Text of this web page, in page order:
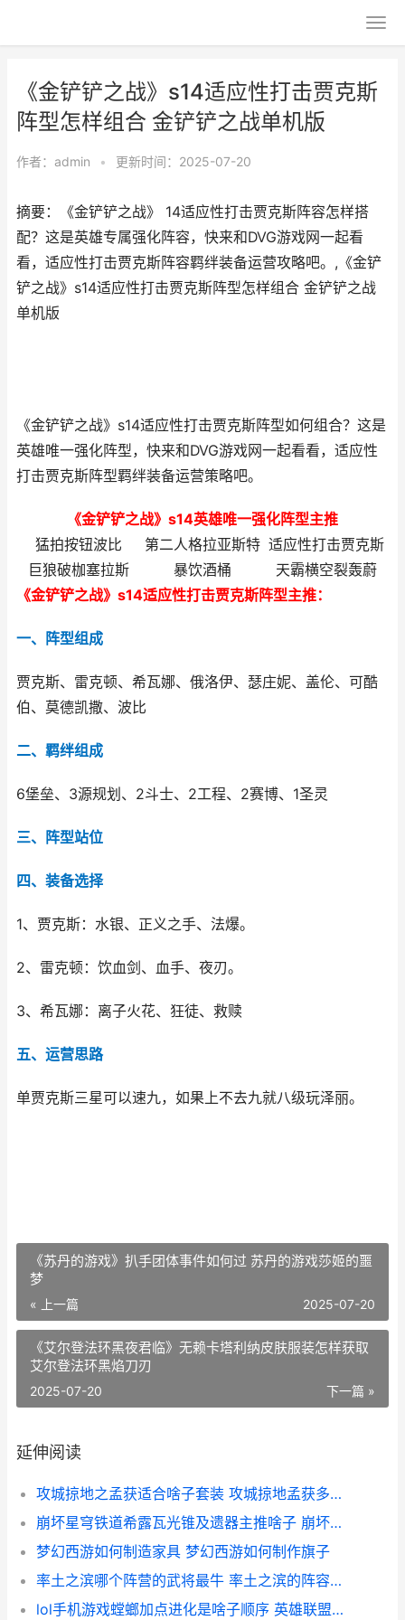
《金铲铲之战》s14适应性打击贾克斯
阵型怎样组合 金铲铲之战单机版
作者： admin • 更新时间：2025-07-20
摘要：《金铲铲之战》 14适应性打击贾克斯阵容怎样搭
配？这是英雄专属强化阵容，快来和DVG游戏网一起看
看，适应性打击贾克斯阵容羁绊装备运营攻略吧。,《金铲
铲之战》s14适应性打击贾克斯阵型怎样组合 金铲铲之战
单机版
《金铲铲之战》s14适应性打击贾克斯阵型如何组合？这是
英雄唯一强化阵型，快来和DVG游戏网一起看看，适应性
打击贾克斯阵型羁绊装备运营策略吧。
《金铲铲之战》s14英雄唯一强化阵型主推
猛拍按钮波比
第二人格拉亚斯特 适应性打击贾克斯
巨狼破枷塞拉斯
暴饮酒桶
天霸横空裂轰蔚
《金铲铲之战》s14适应性打击贾克斯阵型主推：
一、阵型组成
贾克斯、雷克顿、希瓦娜、俄洛伊、瑟庄妮、盖伦、可酷
伯、莫德凯撒、波比
二、羁绊组成
6堡垒、3源规划、2斗士、2工程、2赛博、1圣灵
三、阵型站位
四、装备选择
1、贾克斯：水银、正义之手、法爆。
2、雷克顿：饮血剑、血手、夜刃。
3、希瓦娜：离子火花、狂徒、救赎
五、运营思路
单贾克斯三星可以速九，如果上不去九就八级玩泽丽。
《苏丹的游戏》扒手团体事件如何过 苏丹的游戏莎姬的噩
梦
« 上一篇 2025-07-20
《艾尔登法环黑夜君临》无赖卡塔利纳皮肤服装怎样获取
艾尔登法环黑焰刀刃
下一篇 »
2025-07-20
延伸阅读
攻城掠地之孟获适合啥子套装 攻城掠地孟获多少级招募
崩坏星穹铁道希露瓦光锥及遗器主推啥子 崩坏星穹铁道希佩
梦幻西游如何制造家具 梦幻西游如何制作旗子
率土之滨哪个阵营的武将最牛 率土之滨的阵容搭配
lol手机游戏螳螂加点进化是啥子顺序 英雄联盟手游螳螂打法和技巧